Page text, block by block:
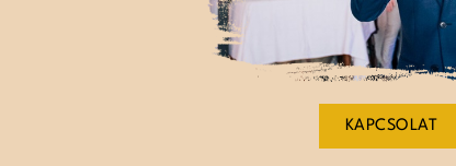
KAPCSOLAT